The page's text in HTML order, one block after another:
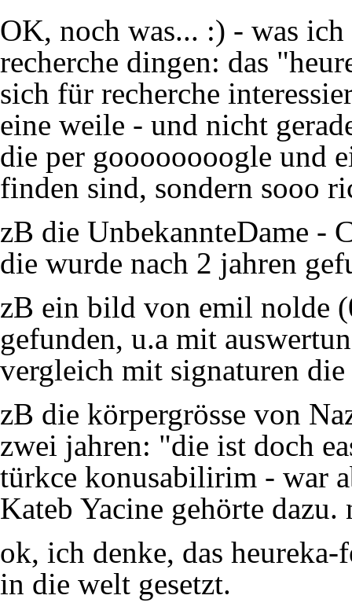
OK, noch was... :) - was
recherche dingen: das
sich für recherche
eine weile - und nicht
die per goooooooogle und
finden sind, sondern sooo
zB die UnbekannteDame -
die wurde nach 2 jahren
zB ein bild von emil nolde
gefunden, u.a mit
vergleich mit signaturen
zB die körpergrösse von
zwei jahren: "die ist doch
türkce konusabilirim - war
Kateb Yacine gehörte dazu.
ok, ich denke, das
in die welt gesetzt.